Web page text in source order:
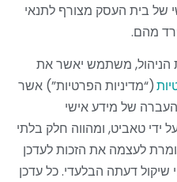
של בית העסק מצורף לתנאי
מהם.
הניהול, משתמש יאשר את
(“מדיניות הפרטיות”) אשר
של מידע אישי
ידי טאביט, ומהווה חלק בלתי
לעצמה את הזכות לעדכן
דעתה הבלעדי. כל עדכן